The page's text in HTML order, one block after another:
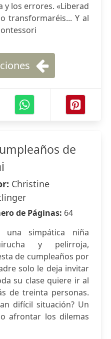
y los errores. «Liberad
transformaréis... Y al
de
Christine
de Páginas: 64
una simpática niña
y pelirroja,
de cumpleaños por
solo le deja invitar
su clase quiere ir al
de treinta personas.
difícil situación? Un
afrontar los dilemas